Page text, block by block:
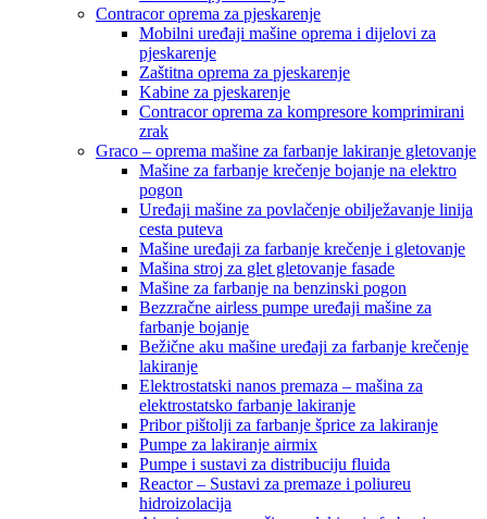
Contracor oprema za pjeskarenje
Mobilni uređaji mašine oprema i dijelovi za
pjeskarenje
Zaštitna oprema za pjeskarenje
Kabine za pjeskarenje
Contracor oprema za kompresore komprimirani
zrak
Graco – oprema mašine za farbanje lakiranje gletovanje
Mašine za farbanje krečenje bojanje na elektro
pogon
Uređaji mašine za povlačenje obilježavanje linija
cesta puteva
Mašine uređaji za farbanje krečenje i gletovanje
Mašina stroj za glet gletovanje fasade
Mašine za farbanje na benzinski pogon
Bezzračne airless pumpe uređaji mašine za
farbanje bojanje
Bežične aku mašine uređaji za farbanje krečenje
lakiranje
Elektrostatski nanos premaza – mašina za
elektrostatsko farbanje lakiranje
Pribor pištolji za farbanje šprice za lakiranje
Pumpe za lakiranje airmix
Pumpe i sustavi za distribuciju fluida
Reactor – Sustavi za premaze i poliureu
hidroizolacija